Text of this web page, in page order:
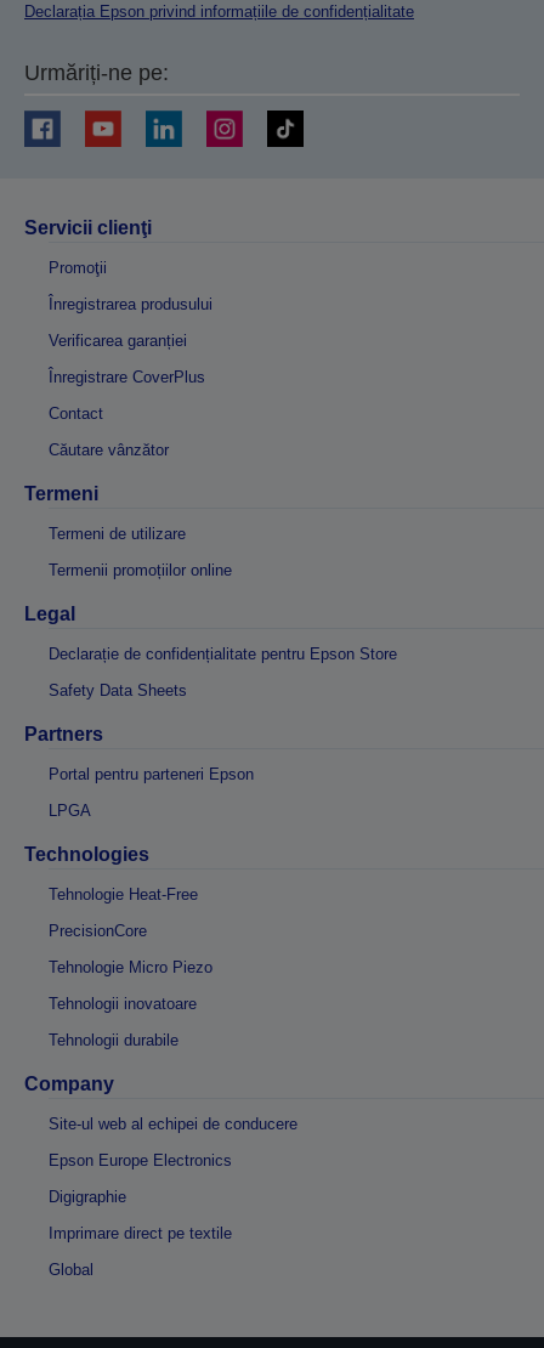
Declarația Epson privind informațiile de confidențialitate
Urmăriți-ne pe:
Servicii clienţi
Promoţii
Înregistrarea produsului
Verificarea garanției
Înregistrare CoverPlus
Contact
Căutare vânzător
Termeni
Termeni de utilizare
Termenii promoțiilor online
Legal
Declarație de confidențialitate pentru Epson Store
Safety Data Sheets
Partners
Portal pentru parteneri Epson
LPGA
Technologies
Tehnologie Heat-Free
PrecisionCore
Tehnologie Micro Piezo
Tehnologii inovatoare
Tehnologii durabile
Company
Site-ul web al echipei de conducere
Epson Europe Electronics
Digigraphie
Imprimare direct pe textile
Global